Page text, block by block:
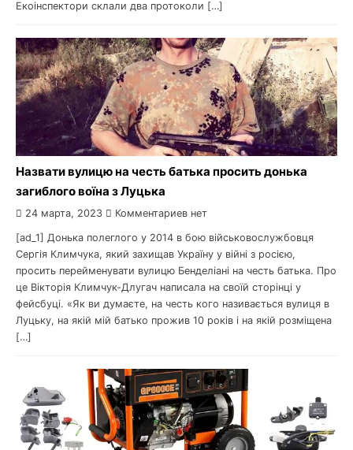
Екоінспектори склали два протоколи […]
Назвати вулицю на честь батька просить донька
загиблого воїна з Луцька
24 марта, 2023 Комментариев нет
[ad_1] Донька полеглого у 2014 в бою військовослужбовця
Сергія Климчука, який захищав Україну у війні з росією,
просить перейменувати вулицю Бенделіані на честь батька. Про
це Вікторія Климчук-Длугач написала на своїй сторінці у
фейсбуці. «Як ви думаєте, на честь кого називається вулиця в
Луцьку, на якій мій батько прожив 10 років і на якій розміщена
[…]